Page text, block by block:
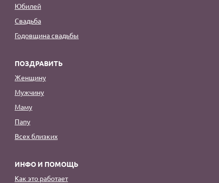
Юбилей
Свадьба
Годовщина свадьбы
ПОЗДРАВИТЬ
Женщину
Мужчину
Маму
Папу
Всех близких
ИНФО И ПОМОЩЬ
Как это работает